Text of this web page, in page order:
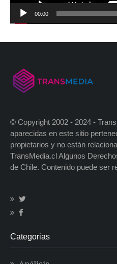
00:00
© Copyright 2002 - 2024 -
aparecidas en este sitio
propietarios y no están
TransMedia.cl Algunos
de Chile. Contenido puede ser
Categorias